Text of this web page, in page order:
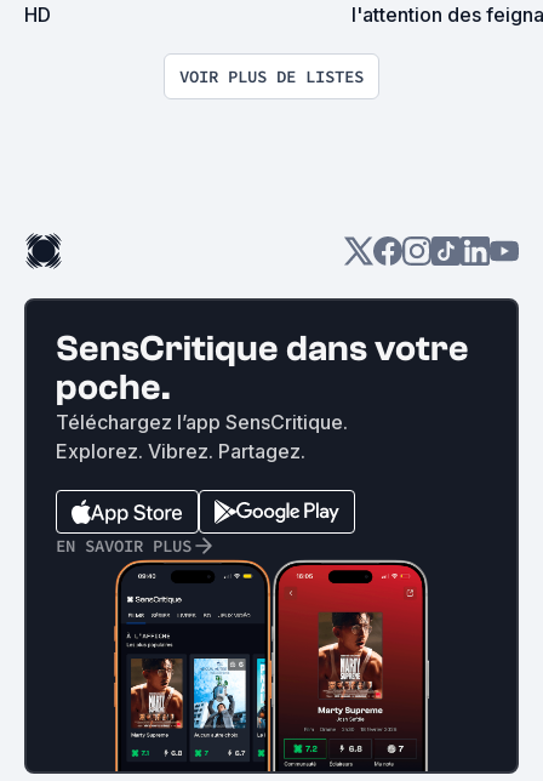
HD
l'attention des
VOIR PLUS DE LISTES
SensCritique dans votre
poche.
Téléchargez l’app SensCritique.
Explorez. Vibrez. Partagez.
EN SAVOIR PLUS